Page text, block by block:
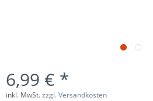
6,99 € *
inkl. MwSt.zzgl. Versandkosten